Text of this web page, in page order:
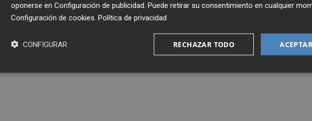
oponerse en Configuración de publicidad . Puede retirar su consentimiento en cualquier
Configuración de cookies Política de privacidad
RECHAZAR TODO
CONFIGURAR